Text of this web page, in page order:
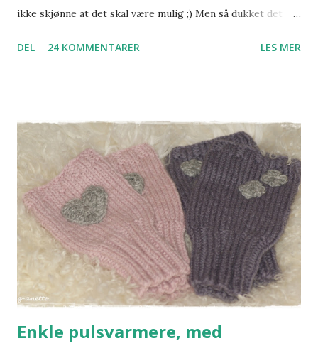
ikke skjønne at det skal være mulig ;) Men så dukket det
jeg 'ryddet' litt. Og sommer-strikkepausen ble kortere enn
garnet i hylla på garnbutikken, herlig og myk Mitu fra
Rauma. I en perfekt blåfarge, ikke for babyblå og ikke for
voksenblå :) Oppskrifter er superkjekke å ha. Men når man
først har fått en ide om hvordan man vil det skal bli er det
like greit å bare prøve seg frem, og ikke bruke masse tid
på oppskrifts-søk. Riller, dobbel perlestrikk, raglan. Enkelt
og greit. Epleknappene har ventet på å bli plassert på ett
søtt lite plagg, og dette var det riktig...
DEL 24 KOMMENTARER LES MER
Enkle pulsvarmere, med